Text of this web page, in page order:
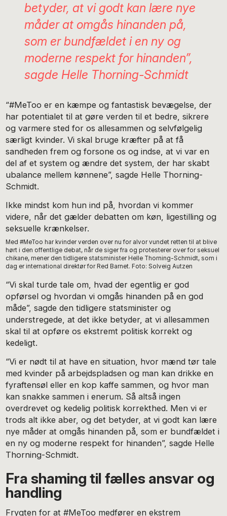
betyder, at vi godt kan lære nye
måder at omgås hinanden på,
som er bundfældet i en ny og
moderne respekt for hinanden”,
sagde Helle Thorning-Schmidt
“#MeToo er en kæmpe og fantastisk bevægelse, der
har potentialet til at gøre verden til et bedre, sikrere
og varmere sted for os allesammen og selvfølgelig
særligt kvinder. Vi skal bruge kræfter på at få
sandheden frem og forsone os og indse, at vi var en
del af et system og ændre det system, der har skabt
ubalance mellem kønnene”, sagde Helle Thorning-
Schmidt.
Ikke mindst kom hun ind på, hvordan vi kommer
videre, når det gælder debatten om køn, ligestilling og
seksuelle krænkelser.
Med #MeToo har kvinder verden over nu for alvor vundet retten til at blive
hørt i den offentlige debat, når de siger fra og protesterer over for seksuel
chikane, mener den tidligere statsminister Helle Thorning-Schmidt, som i
dag er international direktør for Red Barnet. Foto: Solveig Autzen
“Vi skal turde tale om, hvad der egentlig er god
opførsel og hvordan vi omgås hinanden på en god
måde”, sagde den tidligere statsminister og
understregede, at det ikke betyder, at vi allesammen
skal til at opføre os ekstremt politisk korrekt og
kedeligt.
“Vi er nødt til at have en situation, hvor mænd tør tale
med kvinder på arbejdspladsen og man kan drikke en
fyraftensøl eller en kop kaffe sammen, og hvor man
kan snakke sammen i enerum. Så altså ingen
overdrevet og kedelig politisk korrekthed. Men vi er
trods alt ikke aber, og det betyder, at vi godt kan lære
nye måder at omgås hinanden på, som er bundfældet i
en ny og moderne respekt for hinanden”, sagde Helle
Thorning-Schmidt.
Fra shaming til fælles ansvar og
handling
Frygten for at #MeToo medfører en ekstrem